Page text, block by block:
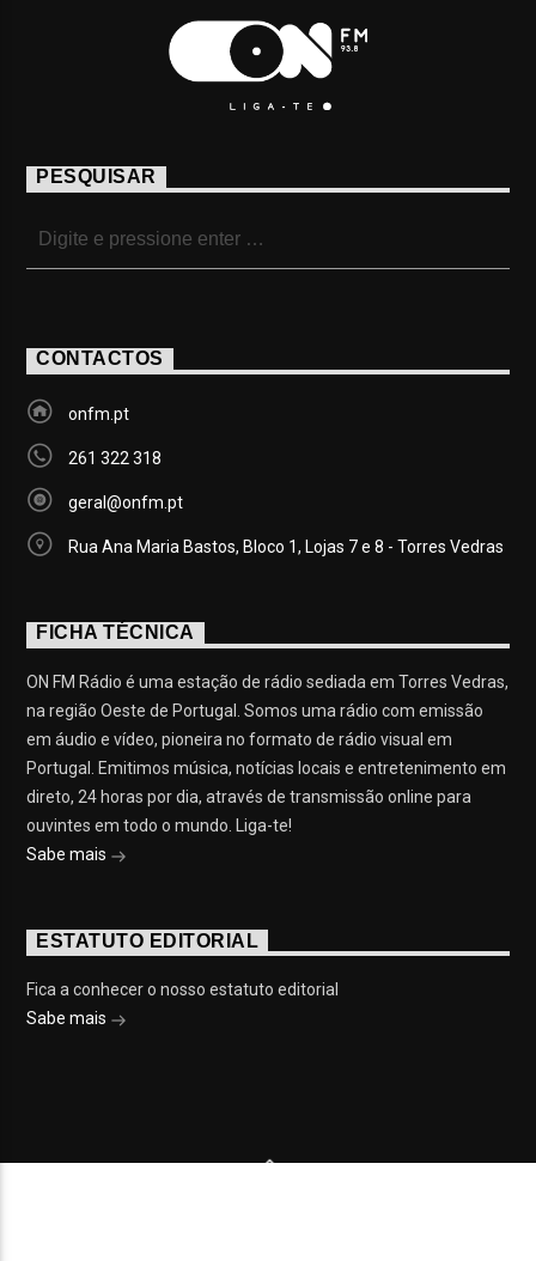
PESQUISAR
CONTACTOS
onfm.pt
261 322 318
geral@onfm.pt
Rua Ana Maria Bastos, Bloco 1, Lojas 7 e 8 - Torres Vedras
FICHA TÉCNICA
ON FM Rádio é uma estação de rádio sediada em Torres Vedras,
na região Oeste de Portugal. Somos uma rádio com emissão
em áudio e vídeo, pioneira no formato de rádio visual em
Portugal. Emitimos música, notícias locais e entretenimento em
direto, 24 horas por dia, através de transmissão online para
ouvintes em todo o mundo. Liga-te!
Sabe mais
ESTATUTO EDITORIAL
Fica a conhecer o nosso estatuto editorial
Sabe mais